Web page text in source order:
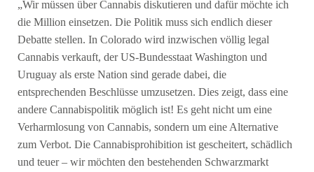
„Wir müssen über Cannabis diskutieren und dafür möchte ich
die Million einsetzen. Die Politik muss sich endlich dieser
Debatte stellen. In Colorado wird inzwischen völlig legal
Cannabis verkauft, der US-Bundesstaat Washington und
Uruguay als erste Nation sind gerade dabei, die
entsprechenden Beschlüsse umzusetzen. Dies zeigt, dass eine
andere Cannabispolitik möglich ist! Es geht nicht um eine
Verharmlosung von Cannabis, sondern um eine Alternative
zum Verbot. Die Cannabisprohibition ist gescheitert, schädlich
und teuer – wir möchten den bestehenden Schwarzmarkt